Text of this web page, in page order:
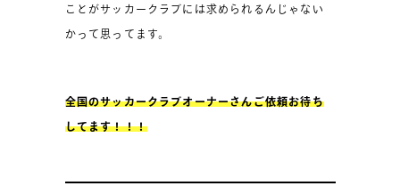
ことがサッカークラブには求められるんじゃない
かって思ってます。
全国のサッカークラブオーナーさんご依頼お待ち
してます！！！